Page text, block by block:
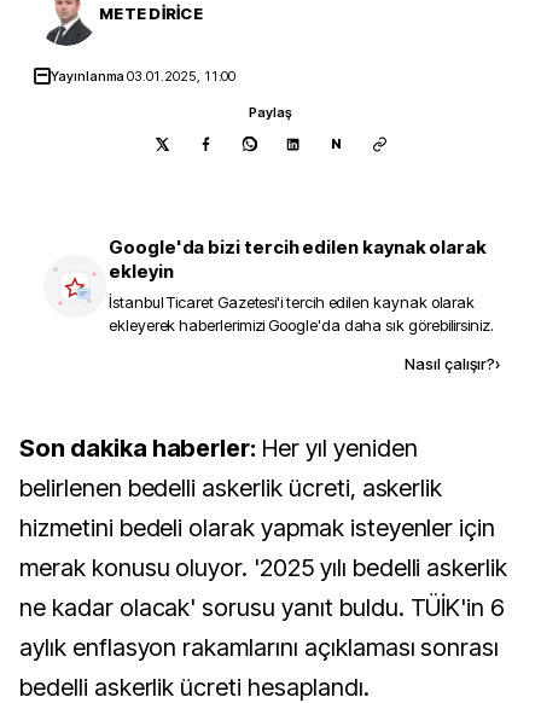
METE DİRİCE
Yayınlanma03.01.2025, 11:00
Paylaş
N
Google'da bizi tercih edilen kaynak olarak
ekleyin
İstanbul Ticaret Gazetesi'i tercih edilen kaynak olarak
ekleyerek haberlerimizi Google'da daha sık görebilirsiniz.
Nasıl çalışır?›
Son dakika haberler: Her yıl yeniden
belirlenen bedelli askerlik ücreti, askerlik
hizmetini bedeli olarak yapmak isteyenler için
merak konusu oluyor. '2025 yılı bedelli askerlik
ne kadar olacak' sorusu yanıt buldu. TÜİK'in 6
aylık enflasyon rakamlarını açıklaması sonrası
bedelli askerlik ücreti hesaplandı.